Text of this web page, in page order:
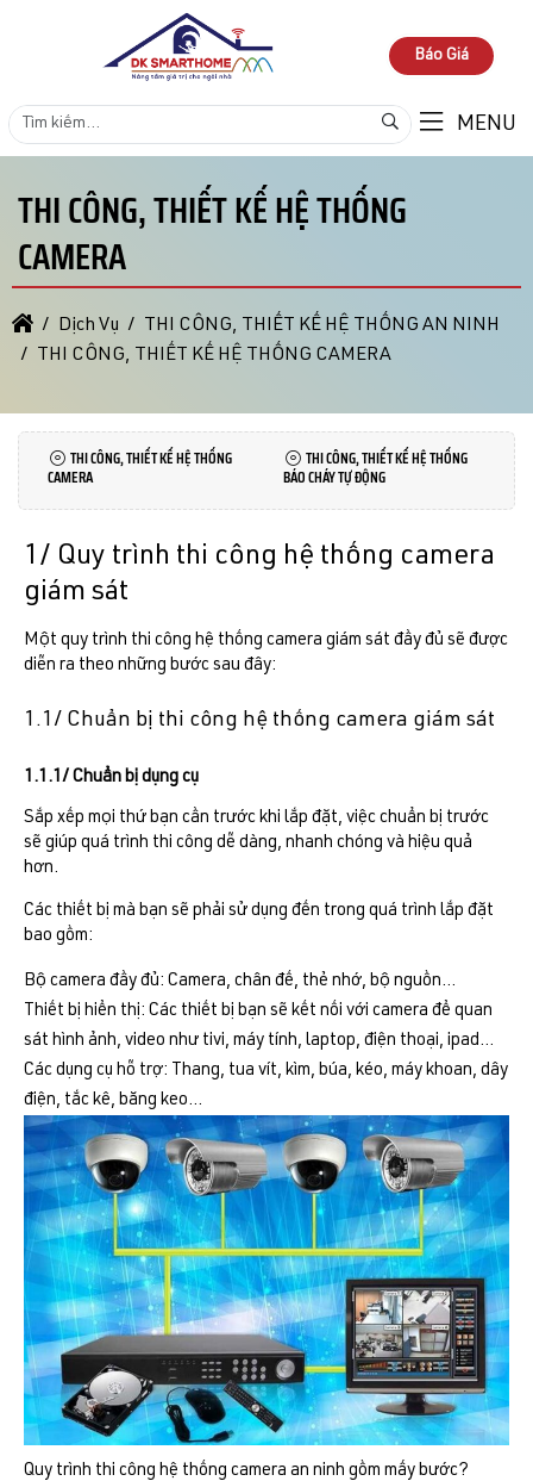
Báo Giá
MENU
THI CÔNG, THIẾT KẾ HỆ THỐNG
CAMERA
Dịch Vụ
THI CÔNG, THIẾT KẾ HỆ THỐNG AN NINH
THI CÔNG, THIẾT KẾ HỆ THỐNG CAMERA
THI CÔNG, THIẾT KẾ HỆ THỐNG
CAMERA
THI CÔNG, THIẾT KẾ HỆ THỐNG
BÁO CHÁY TỰ ĐỘNG
1/ Quy trình thi công hệ thống camera
giám sát
Một quy trình thi công hệ thống camera giám sát đầy đủ sẽ được
diễn ra theo những bước sau đây:
1.1/ Chuẩn bị thi công hệ thống camera giám sát
1.1.1/ Chuẩn bị dụng cụ
Sắp xếp mọi thứ bạn cần trước khi lắp đặt, việc chuẩn bị trước
sẽ giúp quá trình thi công dễ dàng, nhanh chóng và hiệu quả
hơn.
Các thiết bị mà bạn sẽ phải sử dụng đến trong quá trình lắp đặt
bao gồm:
Bộ camera đầy đủ: Camera, chân đế, thẻ nhớ, bộ nguồn…
Thiết bị hiển thị: Các thiết bị bạn sẽ kết nối với camera để quan
sát hình ảnh, video như tivi, máy tính, laptop, điện thoại, ipad…
Các dụng cụ hỗ trợ: Thang, tua vít, kìm, búa, kéo, máy khoan, dây
điện, tắc kê, băng keo…
Quy trình thi công hệ thống camera an ninh gồm mấy bước?